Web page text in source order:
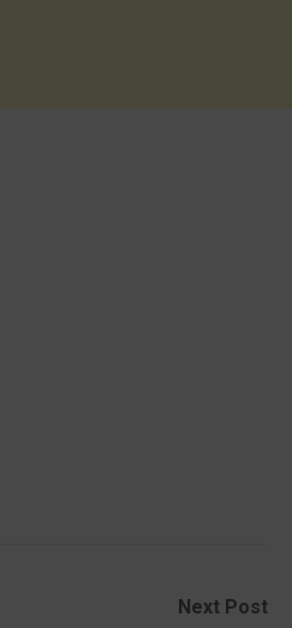
Next Post